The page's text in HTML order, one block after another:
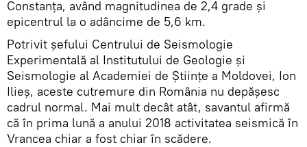
Constanța, având magnitudinea de 2,4 grade și
epicentrul la o adâncime de 5,6 km.
Potrivit șefului Centrului de Seismologie
Experimentală al Institutului de Geologie și
Seismologie al Academiei de Științe a Moldovei, Ion
Ilieș, aceste cutremure din România nu depășesc
cadrul normal. Mai mult decât atât, savantul afirmă
că în prima lună a anului 2018 activitatea seismică în
Vrancea chiar a fost chiar în scădere.